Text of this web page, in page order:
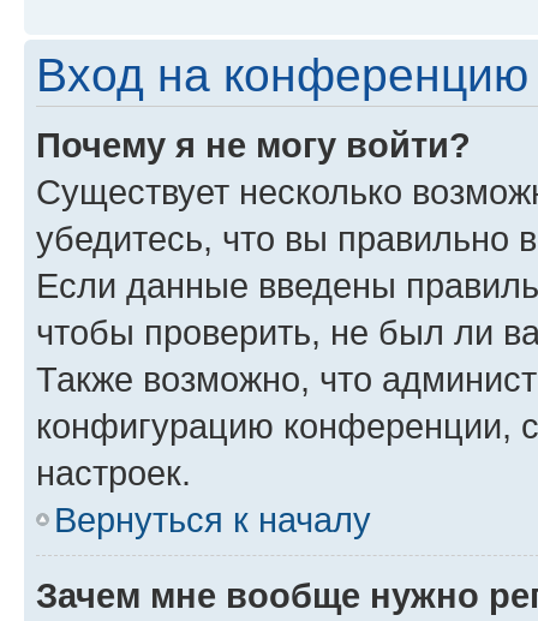
Вход на конференцию
Почему я не могу войти?
Существует несколько
убедитесь, что вы правильно
Если данные введены
чтобы проверить, не был ли
Также возможно, что
конфигурацию конференции,
настроек.
Вернуться к началу
Зачем мне вообще нужно